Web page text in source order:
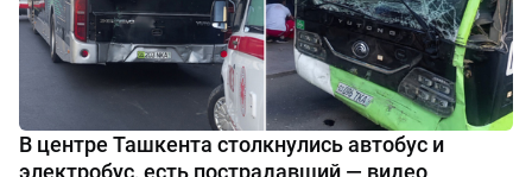
В центре Ташкента столкнулись автобус и
электробус, есть пострадавший — видео